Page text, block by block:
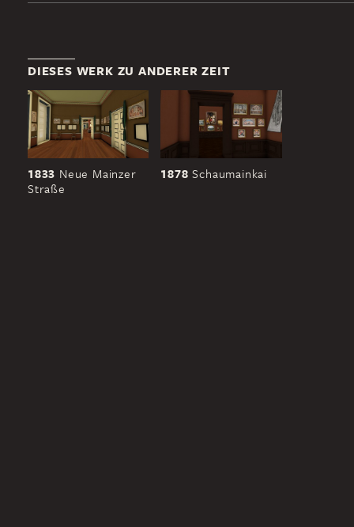
DIESES WERK ZU ANDERER ZEIT
1833 Neue Mainzer
Straße
1878 Schaumainkai